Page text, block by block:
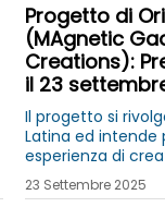
Progetto di
(MAgnetic
Creations):
il 23
Il progetto si
Latina ed intende
esperienza di
sperimentazione,
ambito
23 Settembre 2025